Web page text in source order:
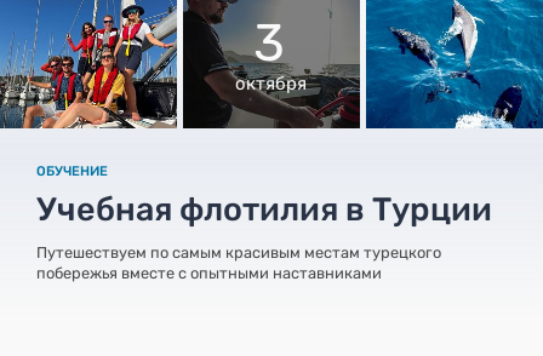
3
октября
ОБУЧЕНИЕ
Учебная флотилия в Турции
Путешествуем по самым красивым местам турецкого
побережья вместе с опытными наставниками